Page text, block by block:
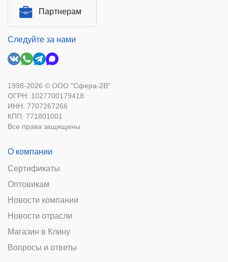
Партнерам
Следуйте за нами
1998-2026 © ООО "Сфера-2В"
ОГРН: 1027700179418
ИНН: 7707267266
КПП: 771801001
Все права защищены
О компании
Сертификаты
Оптовикам
Новости компании
Новости отрасли
Магазин в Клину
Вопросы и ответы